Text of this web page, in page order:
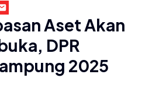
Aset Akan
DPR
2025